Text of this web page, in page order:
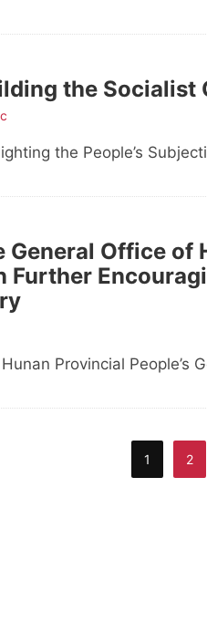
the Socialist
the People’s
Office of
Further
Provincial People’s
1 2